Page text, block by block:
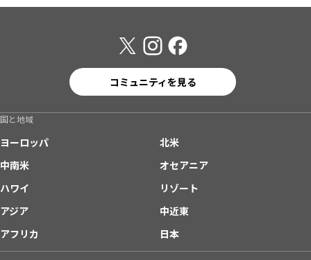
コミュニティを見る
国と地域
ヨーロッパ
北米
中南米
オセアニア
ハワイ
リゾート
アジア
中近東
アフリカ
日本